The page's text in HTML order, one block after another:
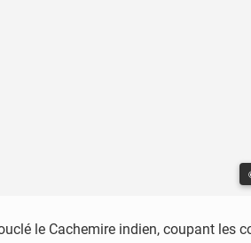
le Cachemire indien, coupant les